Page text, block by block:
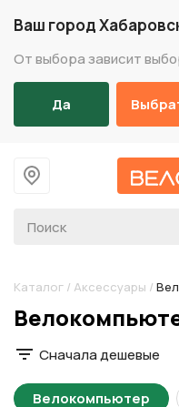
Ваш город
От выбора зависит
Да
Каталог / Аксессуары /
Разделы
Сначала дешевые
Велокомпьютер